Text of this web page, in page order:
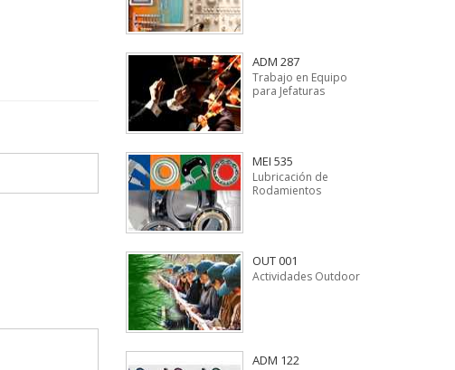
ADM 287
Trabajo en Equipo
para Jefaturas
MEI 535
Lubricación de
Rodamientos
OUT 001
Actividades Outdoor
ADM 122